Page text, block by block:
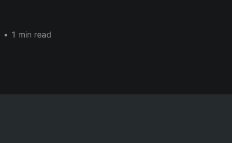
• 1 min read